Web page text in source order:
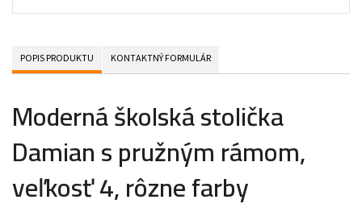
POPIS PRODUKTU KONTAKTNÝ FORMULÁR
Moderná školská stolička
Damian s pružným rámom,
veľkosť 4, rôzne farby